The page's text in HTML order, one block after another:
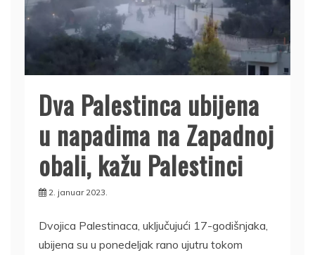
Dva Palestinca ubijena
u napadima na Zapadnoj
obali, kažu Palestinci
2. januar 2023.
Dvojica Palestinaca, uključujući 17-godišnjaka,
ubijena su u ponedeljak rano ujutru tokom